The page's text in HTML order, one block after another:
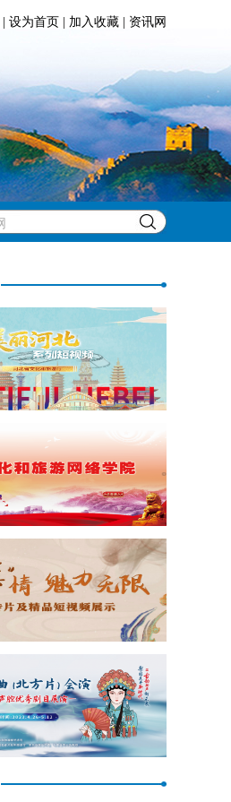
设为首页 加入收藏 资讯网